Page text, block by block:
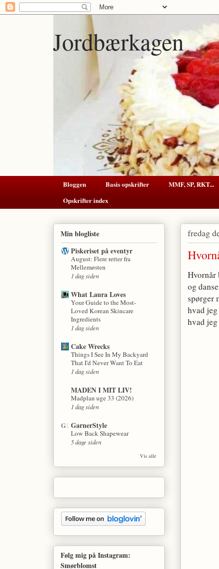
Jordbærkagen
Bloggen Basis opskrifter
MMF, SP, RKT...
Opskrifter index
fredag
Hvornår
og
spørger
hvad
hvad
Min blogliste
Piskeriset på eventyr
August: Flere retter fra
Mellemøsten
1 dag siden
What Laura Loves
Your Guide to the Most-
Loved Korean Skincare
Ingredients
1 dag siden
Cake Wrecks
Things I See In My Backyard
That I'd Never Want To Eat
1 dag siden
MADEN I MIT LIV!
Madplan uge 33 (2026)
1 dag siden
GarnerStyle
Low Back Shapewear
5 dage siden
Vis alle
Følg mig på Instagram:
Smørblomst